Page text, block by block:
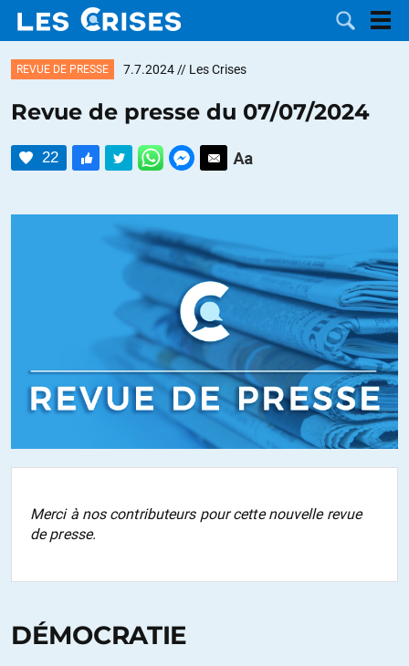
LES
REVUE DE PRESSE 7.7.2024 // Les Crises
Revue de presse du 07/07/2024
22
Merci à nos contributeurs pour cette nouvelle revue
de presse.
DÉMOCRATIE